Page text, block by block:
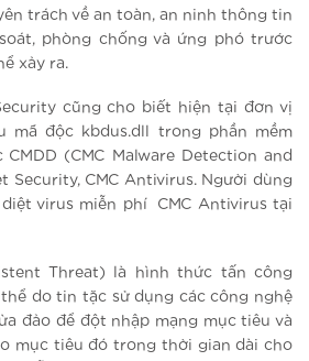
trách về an toàn, an ninh thông tin
phòng chống và ứng phó trước
xảy ra.
cũng cho biết hiện tại đơn vị
mã độc kbdus.dll trong phần mềm
(CMC Malware Detection and
Security, CMC Antivirus. Người dùng
virus miễn phí CMC Antivirus tại
Threat) là hình thức tấn công
do tin tặc sử dụng các công nghệ
đảo để đột nhập mạng mục tiêu và
mục tiêu đó trong thời gian dài cho